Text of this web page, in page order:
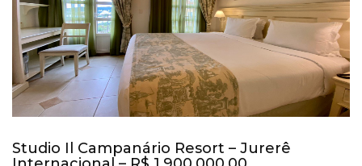
Studio Il Campanário Resort – Jurerê